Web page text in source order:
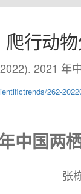
行动
2021 年
262-
中国两
张